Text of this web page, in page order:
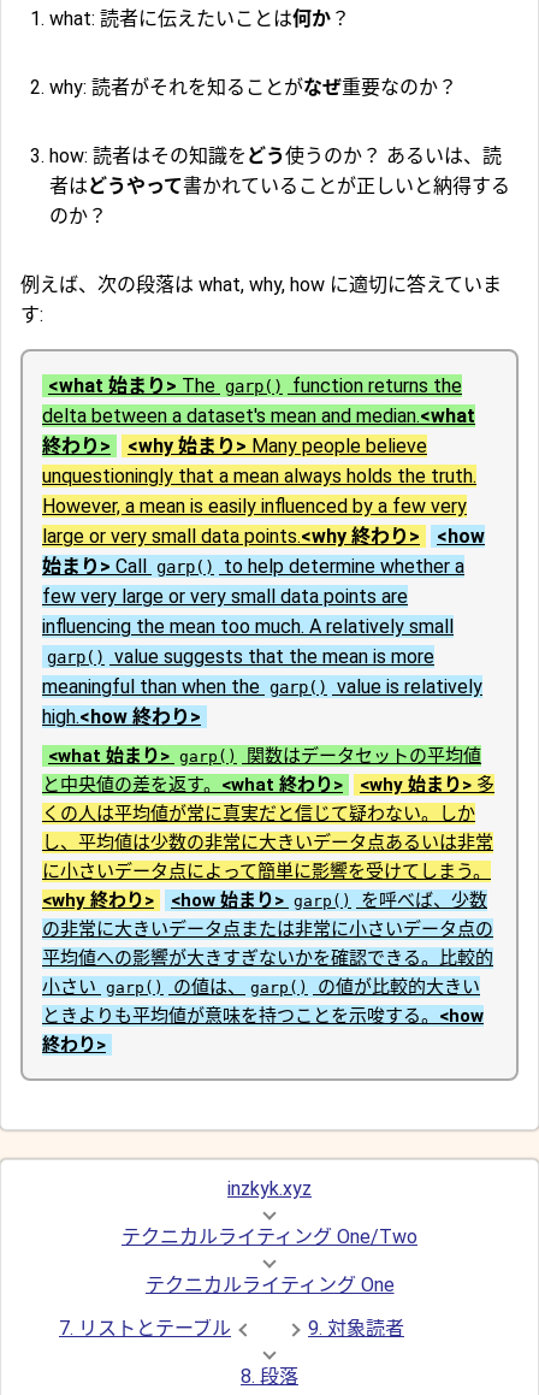
what: 読者に伝えたいことは何か ？
why: 読者がそれを知ることがなぜ重要なのか？
how: 読者はその知識を どう使うのか？ あるいは、読
者はどうやって書かれていることが正しいと納得する
のか？
例えば、次の段落は what, why, how に適切に答えていま
す:
<what 始まり> The garp()
function returns the
delta between a dataset's mean and median.<what
終わり>
<why 始まり> Many people believe
unquestioningly that a mean always holds the truth.
However, a mean is easily influenced by a few very
large or very small data points.<why 終わり>
<how
始まり> Call garp()
to help determine whether a
few very large or very small data points are
influencing the mean too much. A relatively small
garp()
value suggests that the mean is more
meaningful than when the garp()
value is relatively
high.<how 終わり>
<what 始まり> garp()
関数はデータセットの平均値
と中央値の差を返す。 <what 終わり> <why 始まり> 多
くの人は平均値が常に真実だと信じて疑わない。しか
し、平均値は少数の非常に大きいデータ点あるいは非常
に小さいデータ点によって簡単に影響を受けてしまう。
<why 終わり>
<how 始まり> garp()
を呼べば、少数
の非常に大きいデータ点または非常に小さいデータ点の
平均値への影響が大きすぎないかを確認できる。比較的
小さい garp() の値は、 garp()
の値が比較的大きい
ときよりも平均値が意味を持つことを示唆する。 <how
終わり>
inzkyk.xyz
テクニカルライティング One/Two
テクニカルライティング One
7. リストとテーブル
9. 対象読者
8. 段落